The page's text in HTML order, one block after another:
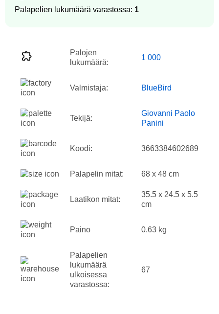
Palapelien lukumäärä varastossa: 1
Palojen
lukumäärä:
1 000
Valmistaja: BlueBird
Tekijä:
Giovanni Paolo
Panini
Koodi: 3663384602689
Palapelin mitat: 68 x 48 cm
Laatikon mitat:
35.5 x 24.5 x 5.5
cm
Paino 0.63 kg
Palapelien
lukumäärä
ulkoisessa
varastossa:
67